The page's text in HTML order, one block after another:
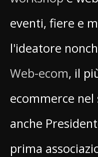
eventi, fiere e
l'ideatore
Web-ecom, il
ecommerce nel
anche
prima